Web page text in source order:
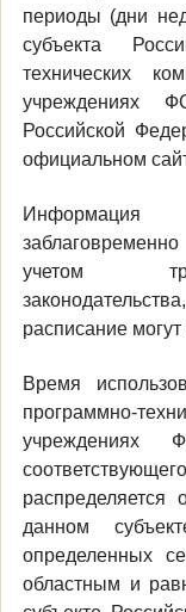
периоды (дни
субъекта
технических
учреждениях
Российской
официальном
учетом
расписание
Время
программно-
учреждениях
данном
определенных
областным и